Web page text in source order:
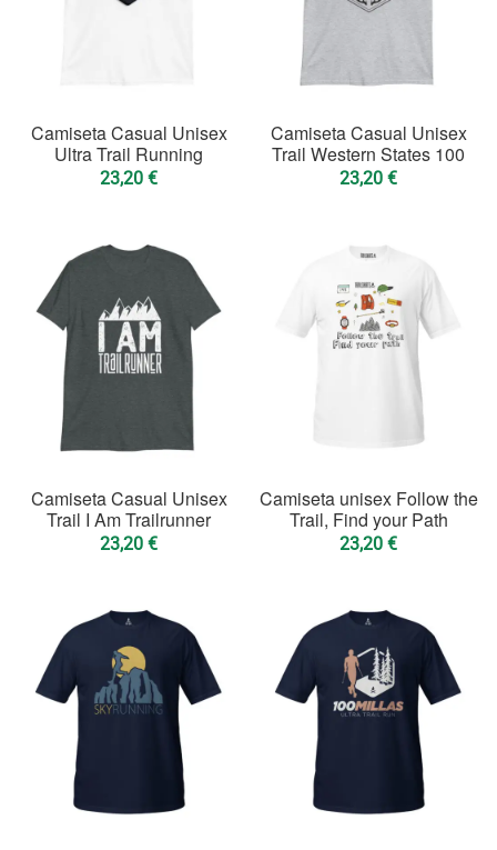
Camiseta Casual Unisex
Ultra Trail Running
23,20 €
Camiseta Casual Unisex
Trail Western States 100
23,20 €
Camiseta Casual Unisex
Trail I Am Trailrunner
23,20 €
Camiseta unisex Follow the
Trail, Find your Path
23,20 €